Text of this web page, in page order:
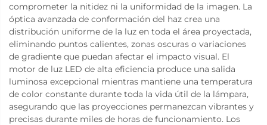
comprometer la nitidez ni la uniformidad de la imagen. La
óptica avanzada de conformación del haz crea una
distribución uniforme de la luz en toda el área proyectada,
eliminando puntos calientes, zonas oscuras o variaciones
de gradiente que puedan afectar el impacto visual. El
motor de luz LED de alta eficiencia produce una salida
luminosa excepcional mientras mantiene una temperatura
de color constante durante toda la vida útil de la lámpara,
asegurando que las proyecciones permanezcan vibrantes y
precisas durante miles de horas de funcionamiento. Los